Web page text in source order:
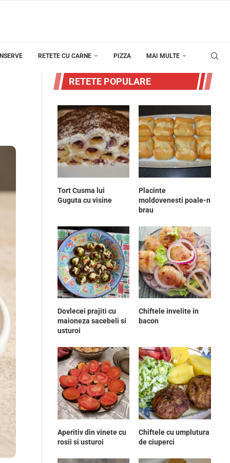
RETETE CU CARNE PIZZA MAI MULTE
RETETE POPULARE
Tort Cusma lui
Guguta cu visine
Placinte
moldovenesti poale-n
brau
Dovlecei prajiti cu
maioneza sacebeli si
usturoi
Chiftele invelite in
bacon
Aperitiv din vinete cu
rosii si usturoi
Chiftele cu umplutura
de ciuperci